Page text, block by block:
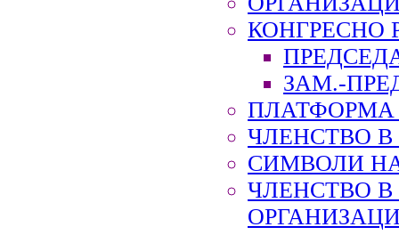
КОНГРЕСНО
ЗАМ.-
ПЛАТФОРМА
ЧЛЕНСТВО В
СИМВОЛИ
ЧЛЕНСТВО